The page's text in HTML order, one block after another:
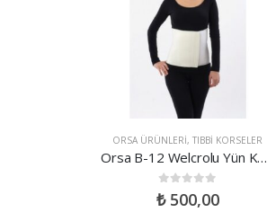
ORSA ÜRÜNLERI,TIBBI KORSELER
Orsa B-12 Welcrolu Yün Kemer
0 out of 5
₺500,00